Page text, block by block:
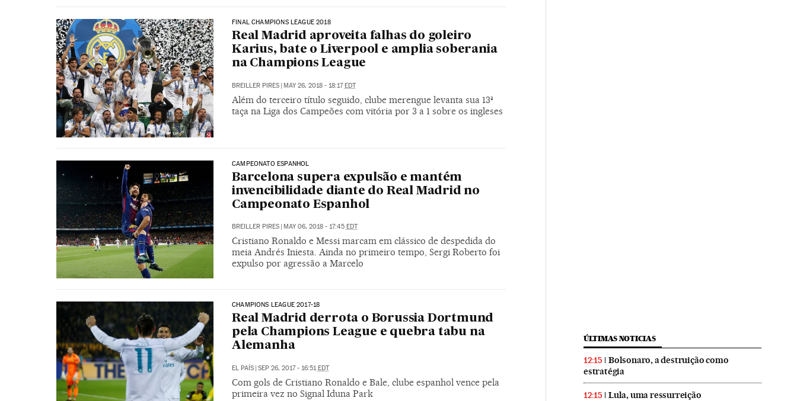
FINAL CHAMPIONS LEAGUE 2018
Real Madrid aproveita falhas do goleiro
Karius, bate o Liverpool e amplia soberania
na Champions League
BREILLER PIRES | MAY 26, 2018 - 18:17EDT
Além do terceiro título seguido, clube merengue levanta sua 13ª
taça na Liga dos Campeões com vitória por 3 a 1 sobre os ingleses
CAMPEONATO ESPANHOL
Barcelona supera expulsão e mantém
invencibilidade diante do Real Madrid no
Campeonato Espanhol
BREILLER PIRES | MAY 06, 2018 - 17:45 EDT
Cristiano Ronaldo e Messi marcam em clássico de despedida do
meia Andrés Iniesta. Ainda no primeiro tempo, Sergi Roberto foi
expulso por agressão a Marcelo
CHAMPIONS LEAGUE 2017-18
Real Madrid derrota o Borussia Dortmund
pela Champions League e quebra tabu na
Alemanha
EL PAÍS | SEP 26, 2017 - 16:51EDT
Com gols de Cristiano Ronaldo e Bale, clube espanhol vence pela
primeira vez no Signal Iduna Park
ÚLTIMAS NOTICIAS
12:15
Bolsonaro, a destruição como
estratégia
12:15 Lula, uma ressurreição